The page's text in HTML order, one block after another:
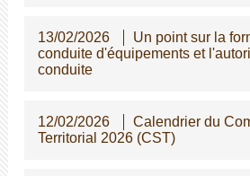
13/02/2026
Un point sur la
conduite d'équipements et
conduite
12/02/2026
Calendrier du
Territorial 2026 (CST)